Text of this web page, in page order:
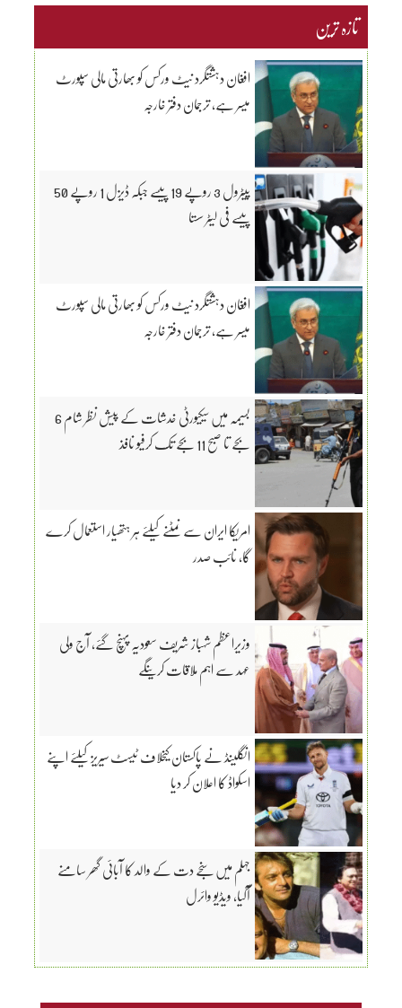
تازہ ترین
افغان دہشتگرد نیٹ ورکس کو بھارتی مالی سپورٹ
میسر ہے، ترجمان دفتر خارجہ
پیٹرول 3 روپے 19 پیسے جبکہ ڈیزل 1 روپے 50
پیسے فی لیٹر سستا
افغان دہشتگرد نیٹ ورکس کو بھارتی مالی سپورٹ
میسر ہے، ترجمان دفتر خارجہ
بسیمہ میں سیکیورٹی خدشات کے پیش نظر شام 6
بجے تا صبح 11 بجے تک کرفیو نافذ
امریکا ایران سے نمٹنے کیلئے ہر ہتھیار استعمال کرے
گا، نائب صدر
وزیراعظم شہباز شریف سعودیہ پہنچ گئے، آج ولی
عہد سے اہم ملاقات کرینگے
انگلینڈ نے پاکستان کیخلاف ٹیسٹ سیریز کیلئے اپنے
اسکواڈ کا اعلان کر دیا
جہلم میں سنجے دت کے والد کا آبائی گھر سامنے
آگیا، ویڈیو وائرل